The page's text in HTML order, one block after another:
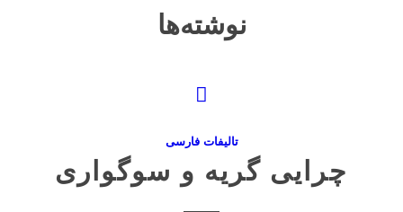
نوشته‌ها
تاليفات فارسی
چرایی گریه و سوگواری